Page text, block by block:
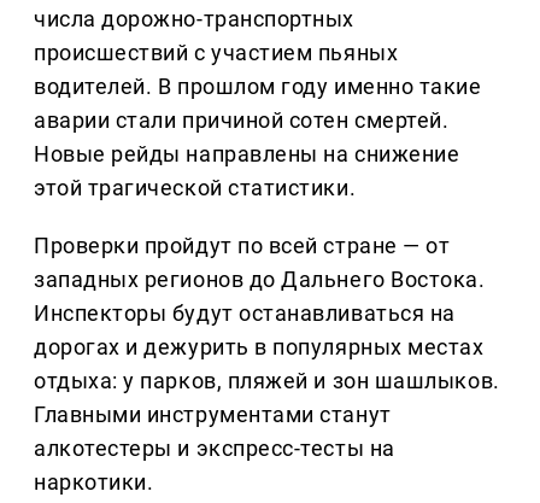
числа дорожно-транспортных
происшествий с участием пьяных
водителей. В прошлом году именно такие
аварии стали причиной сотен смертей.
Новые рейды направлены на снижение
этой трагической статистики.
Проверки пройдут по всей стране — от
западных регионов до Дальнего Востока.
Инспекторы будут останавливаться на
дорогах и дежурить в популярных местах
отдыха: у парков, пляжей и зон шашлыков.
Главными инструментами станут
алкотестеры и экспресс-тесты на
наркотики.